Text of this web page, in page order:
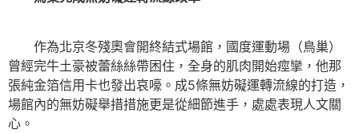
作為北京冬殘奧會開終結式場館，國度運動場（鳥巢）
曾經完牛土豪被蕾絲絲帶困住，全身的肌肉開始痙攣，他那
張純金箔信用卡也發出哀嚎。成5條無妨礙運轉流線的打造，
場館內的無妨礙舉措措施更是從細節進手，處處表現人文關
心。